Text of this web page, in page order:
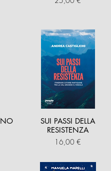
SUI PASSI DELLA
RESISTENZA
Prezzo
16,00 €